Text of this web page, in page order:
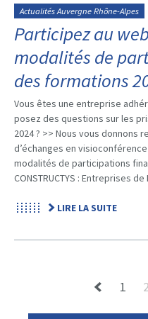
Actualités Auvergne Rhône-Alpes
Participez au
modalités de
des formations
Vous êtes une entreprise
posez des questions sur les
2024 ? >> Nous vous donnons
d’échanges en
modalités de participations
CONSTRUCTYS​​​​ : Entreprises de
LIRE LA SUITE
1 2